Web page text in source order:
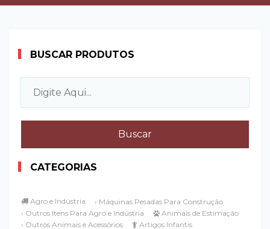
BUSCAR PRODUTOS
CATEGORIAS
Agro e Indústria
› Máquinas Pesadas Para Construção
› Outros Itens Para Agro e Indústria
Animais de Estimação
› Outros Animais e Acessórios
Artigos Infantis